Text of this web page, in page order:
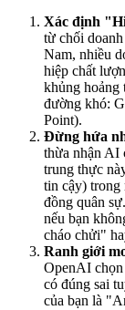
Xác định
từ chối
Nam, nhiều
hiệp chất
khủng hoảng
đường khó:
Point).
Đừng hứa
thừa nhận AI
trung thực
tin cậy) trong
đồng quân
nếu bạn
cháo chửi"
Ranh giới
OpenAI
có đúng sai
của bạn là